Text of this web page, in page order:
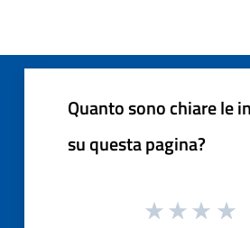
Quanto sono chiare le
su questa pagina?